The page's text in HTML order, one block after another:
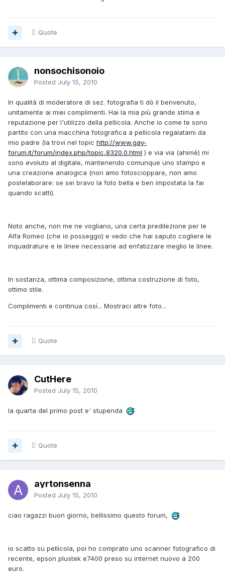
Quote
nonsochisonoio
Posted July 15, 2010
In qualità di moderatore di sez. fotografia ti dò il benvenuto,
unitamente ai miei complimenti. Hai la mia più grande stima e
reputazione per l'utilizzo della pellicola. Anche io come te sono
partito con una macchina fotografica a pellicola regalatami da
mio padre (la trovi nel topic http://www.gay-
forum.it/forum/index.php/topic,8320.0.html ) e via via (ahimè) mi
sono evoluto al digitale, mantenendo comunque uno stampo e
una creazione analogica (non amo fotoscioppare, non amo
postelaborare: se sei bravo la foto bella e ben impostata la fai
quando scatti).
Noto anche, non me ne vogliano, una certa predilezione per le
Alfa Romeo (che io posseggo) e vedo che hai saputo cogliere le
inquadrature e le linee necessarie ad enfatizzare meglio le linee.
In sostanza, ottima composizione, ottima costruzione di foto,
ottimo stile.
Complimenti e continua così... Mostraci altre foto...
Quote
CutHere
Posted July 15, 2010
la quarta del primo post e' stupenda
Quote
ayrtonsenna
Posted July 15, 2010
ciao ragazzi buon giorno, bellissimo questo forum,
io scatto su pellicola, poi ho comprato uno scanner fotografico di
recente, epson plustek e7400 preso su internet nuovo a 200
euro.